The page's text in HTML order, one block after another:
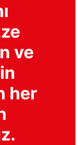
ve
her